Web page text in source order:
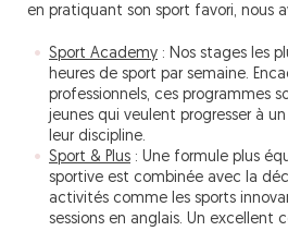
en pratiquant son sport favori, nous
Sport Academy : Nos stages les
heures de sport par semaine.
professionnels, ces programmes
jeunes qui veulent progresser à
leur discipline.
Sport & Plus : Une formule plus
sportive est combinée avec la
activités comme les sports
sessions en anglais. Un excellent